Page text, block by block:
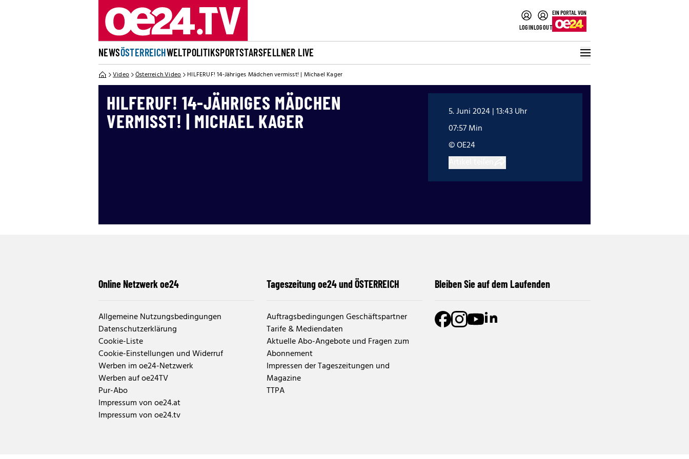
LOGINLOGOUT
NEWSÖSTERREICHWELTPOLITIKSPORTSTARSFELLNER LIVE
Video Österreich Video HILFERUF! 14-Jähriges Mädchen vermisst! | Michael Kager
HILFERUF! 14-JÄHRIGES MÄDCHEN
VERMISST! | MICHAEL KAGER
5. Juni 2024 | 13:43 Uhr
07:57 Min
© OE24
Online Netzwerk oe24
Allgemeine Nutzungsbedingungen
Datenschutzerklärung
Cookie-Liste
Cookie-Einstellungen und Widerruf
Werben im oe24-Netzwerk
Werben auf oe24TV
Pur-Abo
Impressum von oe24.at
Impressum von oe24.tv
Tageszeitung oe24 und ÖSTERREICH
Auftragsbedingungen Geschäftspartner
Tarife & Mediendaten
Aktuelle Abo-Angebote und Fragen zum
Abonnement
Impressen der Tageszeitungen und
Magazine
TTPA
Bleiben Sie auf dem Laufenden